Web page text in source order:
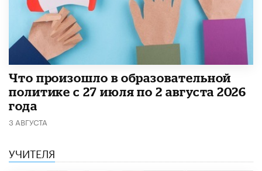
​Что произошло в образовательной
политике с 27 июля по 2 августа 2026
года
3 АВГУСТА
УЧИТЕЛЯ